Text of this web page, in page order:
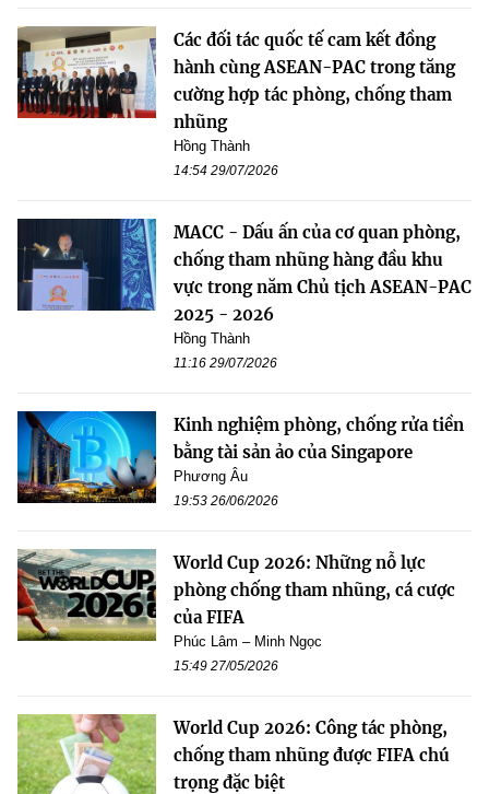
Các đối tác quốc tế cam kết đồng
hành cùng ASEAN-PAC trong tăng
cường hợp tác phòng, chống tham
nhũng
Hồng Thành
14:54 29/07/2026
MACC - Dấu ấn của cơ quan phòng,
chống tham nhũng hàng đầu khu
vực trong năm Chủ tịch ASEAN-PAC
2025 - 2026
Hồng Thành
11:16 29/07/2026
Kinh nghiệm phòng, chống rửa tiền
bằng tài sản ảo của Singapore
Phương Âu
19:53 26/06/2026
World Cup 2026: Những nỗ lực
phòng chống tham nhũng, cá cược
của FIFA
Phúc Lâm – Minh Ngọc
15:49 27/05/2026
World Cup 2026: Công tác phòng,
chống tham nhũng được FIFA chú
trọng đặc biệt